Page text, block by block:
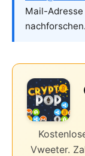
Mail-
nachforschen.
Vweeter.